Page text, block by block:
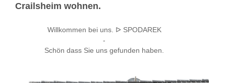
Crailsheim wohnen.
Willkommen bei uns. ᐅ SPODAREK
-
Schön dass Sie uns gefunden haben.